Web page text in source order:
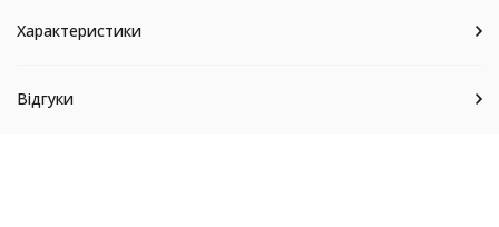
Характеристики
Відгуки